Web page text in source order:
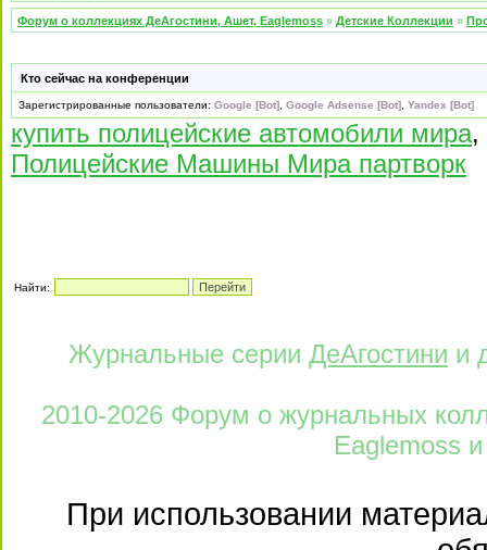
Форум о коллекциях ДеАгостини, Ашет, Eaglemoss » Детские Коллекции »
Кто сейчас на конференции
Зарегистрированные пользователи: Google [Bot] Google Adsense [Bot] Yandex [Bot]
купить полицейские автомобили мира,
Полицейские Машины Мира партворк
Найти:
Журнальные серии ДеАгостини и
2010-2026 Форум о журнальных
Eaglemoss и
При использовании